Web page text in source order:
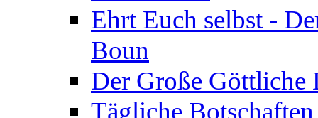
Ehrt Euch selbst -
Boun
Der Große
Tägliche